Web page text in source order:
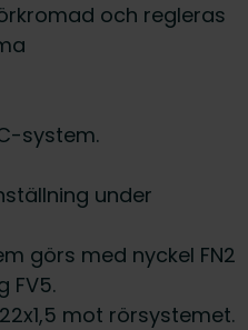
och regleras
system.
under
görs med nyckel FN2
FV5.
mot rörsystemet.